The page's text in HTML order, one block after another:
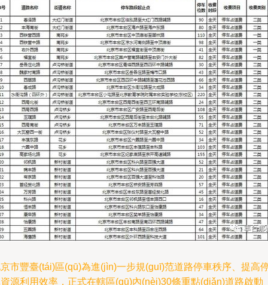
市豐臺(tái)區(qū)為進(jìn)一步規(guī)范道路停車秩序、提高
源利用效率，正式在轄區(qū)內(nèi)30條重點(diǎn)道路啟動